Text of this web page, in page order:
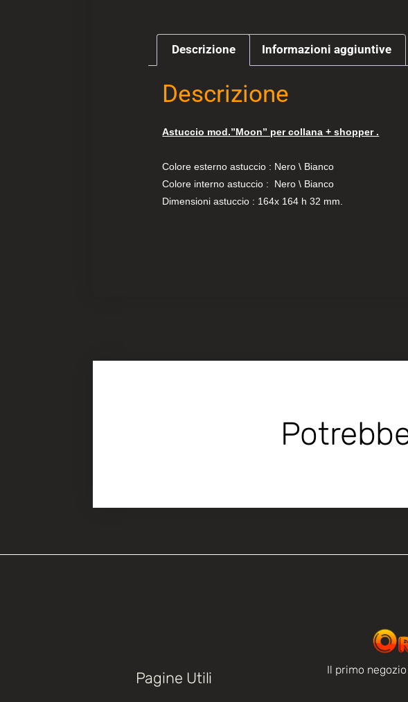
Descrizione Informazioni aggiuntive
Descrizione
Astuccio mod.”Moon” per collana + shopper .
Colore esterno astuccio : Nero \ Bianco
Colore interno astuccio : Nero \ Bianco
Dimensioni astuccio : 164x 164 h 32 mm.
Pagine Utili
Il primo